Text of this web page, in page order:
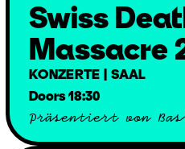
Swiss
Massacre
KONZERTE | SAAL
Doors 18:30
Präsentiert von